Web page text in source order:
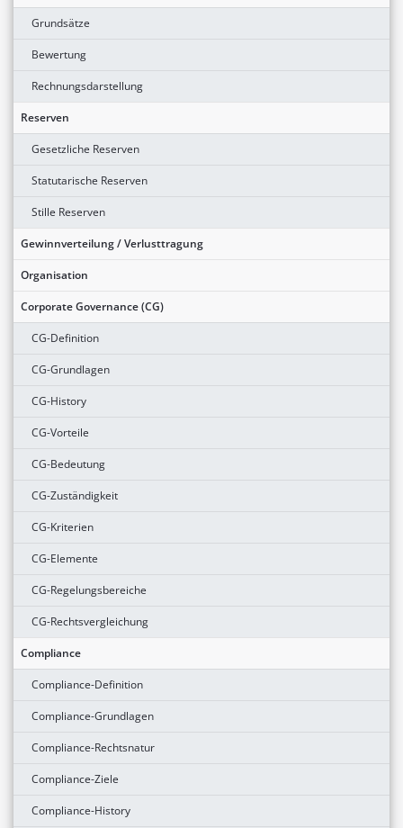
Grundsätze
Bewertung
Rechnungsdarstellung
Reserven
Gesetzliche Reserven
Statutarische Reserven
Stille Reserven
Gewinnverteilung / Verlusttragung
Organisation
Corporate Governance (CG)
CG-Definition
CG-Grundlagen
CG-History
CG-Vorteile
CG-Bedeutung
CG-Zuständigkeit
CG-Kriterien
CG-Elemente
CG-Regelungsbereiche
CG-Rechtsvergleichung
Compliance
Compliance-Definition
Compliance-Grundlagen
Compliance-Rechtsnatur
Compliance-Ziele
Compliance-History